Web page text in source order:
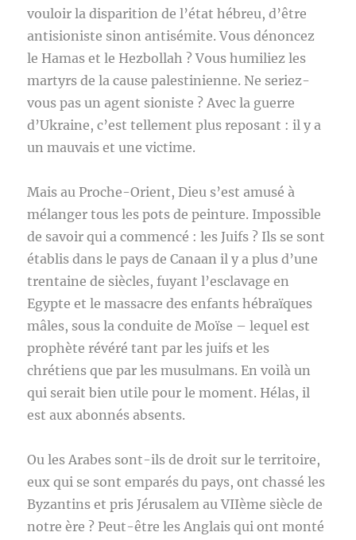
vouloir la disparition de l’état hébreu, d’être
antisioniste sinon antisémite. Vous dénoncez
le Hamas et le Hezbollah ? Vous humiliez les
martyrs de la cause palestinienne. Ne seriez-
vous pas un agent sioniste ? Avec la guerre
d’Ukraine, c’est tellement plus reposant : il y a
un mauvais et une victime.
Mais au Proche-Orient, Dieu s’est amusé à
mélanger tous les pots de peinture. Impossible
de savoir qui a commencé : les Juifs ? Ils se sont
établis dans le pays de Canaan il y a plus d’une
trentaine de siècles, fuyant l’esclavage en
Egypte et le massacre des enfants hébraïques
mâles, sous la conduite de Moïse – lequel est
prophète révéré tant par les juifs et les
chrétiens que par les musulmans. En voilà un
qui serait bien utile pour le moment. Hélas, il
est aux abonnés absents.
Ou les Arabes sont-ils de droit sur le territoire,
eux qui se sont emparés du pays, ont chassé les
Byzantins et pris Jérusalem au VIIème siècle de
notre ère ? Peut-être les Anglais qui ont monté